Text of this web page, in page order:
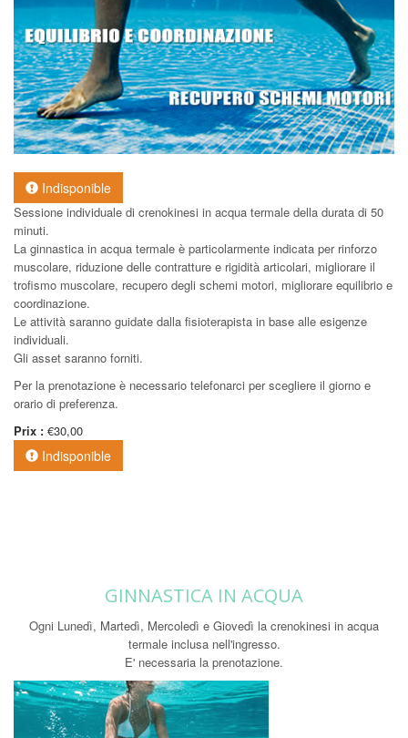
Indisponible
Sessione individuale di crenokinesi in acqua termale della durata di 50
minuti.
La ginnastica in acqua termale è particolarmente indicata per rinforzo
muscolare, riduzione delle contratture e rigidità articolari, migliorare il
trofismo muscolare, recupero degli schemi motori, migliorare equilibrio e
coordinazione.
Le attività saranno guidate dalla fisioterapista in base alle esigenze
individuali.
Gli asset saranno forniti.
Per la prenotazione è necessario telefonarci per scegliere il giorno e
orario di preferenza.
Prix : €30,00
Indisponible
GINNASTICA IN ACQUA
Ogni Lunedì, Martedì, Mercoledì e Giovedì la crenokinesi in acqua
termale inclusa nell'ingresso.
E' necessaria la prenotazione.